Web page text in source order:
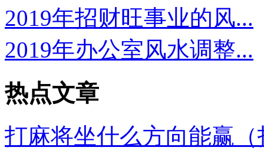
2019年招财旺事业的风...
2019年办公室风水调整...
热点文章
打麻将坐什么方向能赢（